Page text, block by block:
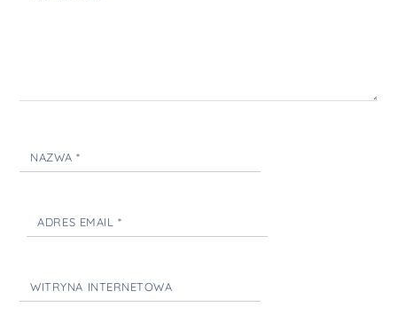
NAZWA*
ADRES EMAIL *
WITRYNA INTERNETOWA